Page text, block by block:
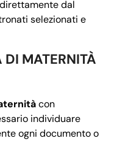
dal
selezionati e
DI MATERNITÀ
con
individuare
ogni documento o